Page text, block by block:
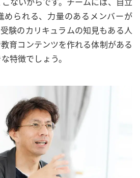
められる、力量のあるメンバーが
験のカリキュラムの知見もある人
育コンテンツを作れる体制がある
特徴でしょう。